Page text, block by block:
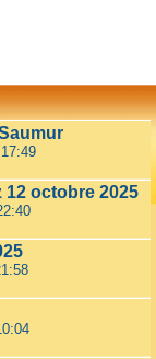
12 octobre 2025